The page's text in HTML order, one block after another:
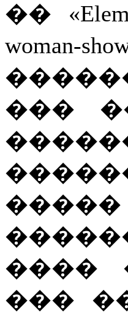
��
���
����
���